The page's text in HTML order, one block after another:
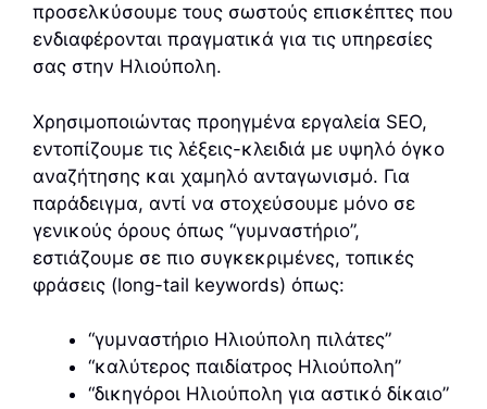
προσελκύσουμε τους σωστούς επισκέπτες που
ενδιαφέρονται πραγματικά για τις υπηρεσίες
σας στην Ηλιούπολη.
Χρησιμοποιώντας προηγμένα εργαλεία SEO,
εντοπίζουμε τις λέξεις-κλειδιά με υψηλό όγκο
αναζήτησης και χαμηλό ανταγωνισμό. Για
παράδειγμα, αντί να στοχεύσουμε μόνο σε
γενικούς όρους όπως “γυμναστήριο”,
εστιάζουμε σε πιο συγκεκριμένες, τοπικές
φράσεις (long-tail keywords) όπως:
“γυμναστήριο Ηλιούπολη πιλάτες”
“καλύτερος παιδίατρος Ηλιούπολη”
“δικηγόροι Ηλιούπολη για αστικό δίκαιο”